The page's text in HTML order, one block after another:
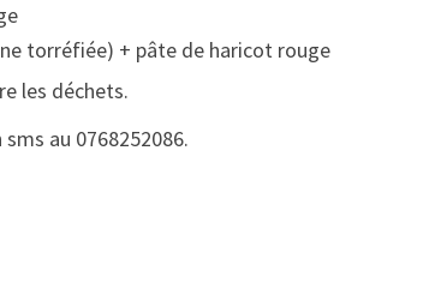
torréfiée) + pâte de haricot rouge
les déchets.
au 0768252086.